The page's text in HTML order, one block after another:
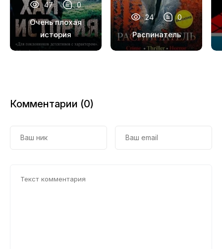
47 0
Очень плохая
история
24 0
Распинатель
Комментарии (0)